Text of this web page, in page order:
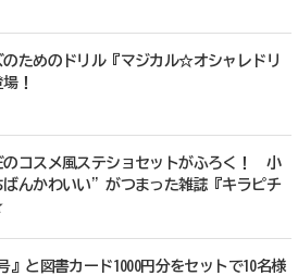
のためのドリル『マジカル☆オシャレドリ
！
のコスメ風ステショセットがふろく！ 小
んかわいい”がつまった雑誌『キラピチ
』と図書カード1000円分をセットで10名様